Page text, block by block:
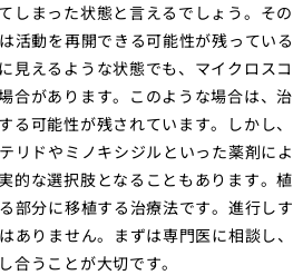
しまった状態と言えるでしょう。その
活動を再開できる可能性が残っている
見えるような状態でも、マイクロスコ
合があります。このような場合は、治
可能性が残されています。しかし、
リドやミノキシジルといった薬剤によ
的な選択肢となることもあります。植
部分に移植する治療法です。進行しす
りません。まずは専門医に相談し、
うことが大切です。